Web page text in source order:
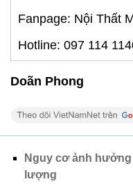
Fanpage: Nội Thất
Hotline: 097 114
Doãn Phong
Nguy cơ ảnh
lượng